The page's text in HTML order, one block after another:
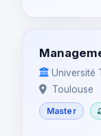
Université
Toulouse
Master